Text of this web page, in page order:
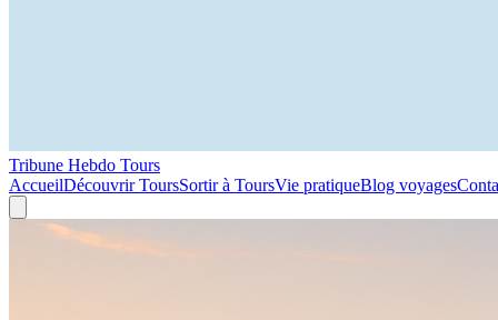
Tribune Hebdo Tours
AccueilDécouvrir ToursSortir à ToursVie pratiqueBlog voyages